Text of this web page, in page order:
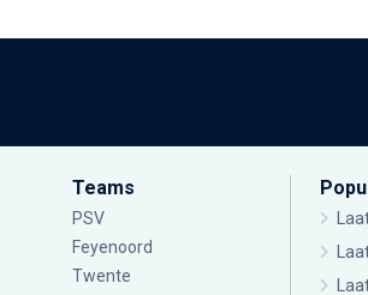
Teams
PSV
Feyenoord
Twente